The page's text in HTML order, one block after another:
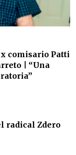
comisario Patti
| “Una
radical Zdero